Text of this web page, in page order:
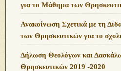
για το Μάθημα των
Ανακοίνωση Σχετικά με τη
των Θρησκευτικών για το
Δήλωση Θεολόγων και
Θρησκευτικών 2019 -2020